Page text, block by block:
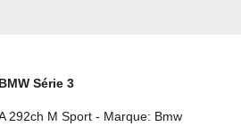
Série 3
292ch M Sport - Marque: Bmw